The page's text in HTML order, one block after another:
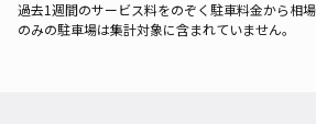
過去1週間のサービス料をのぞく駐車料金から相
のみの駐車場は集計対象に含まれていません。